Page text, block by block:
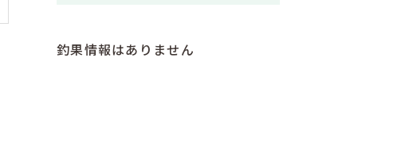
釣果情報はありません